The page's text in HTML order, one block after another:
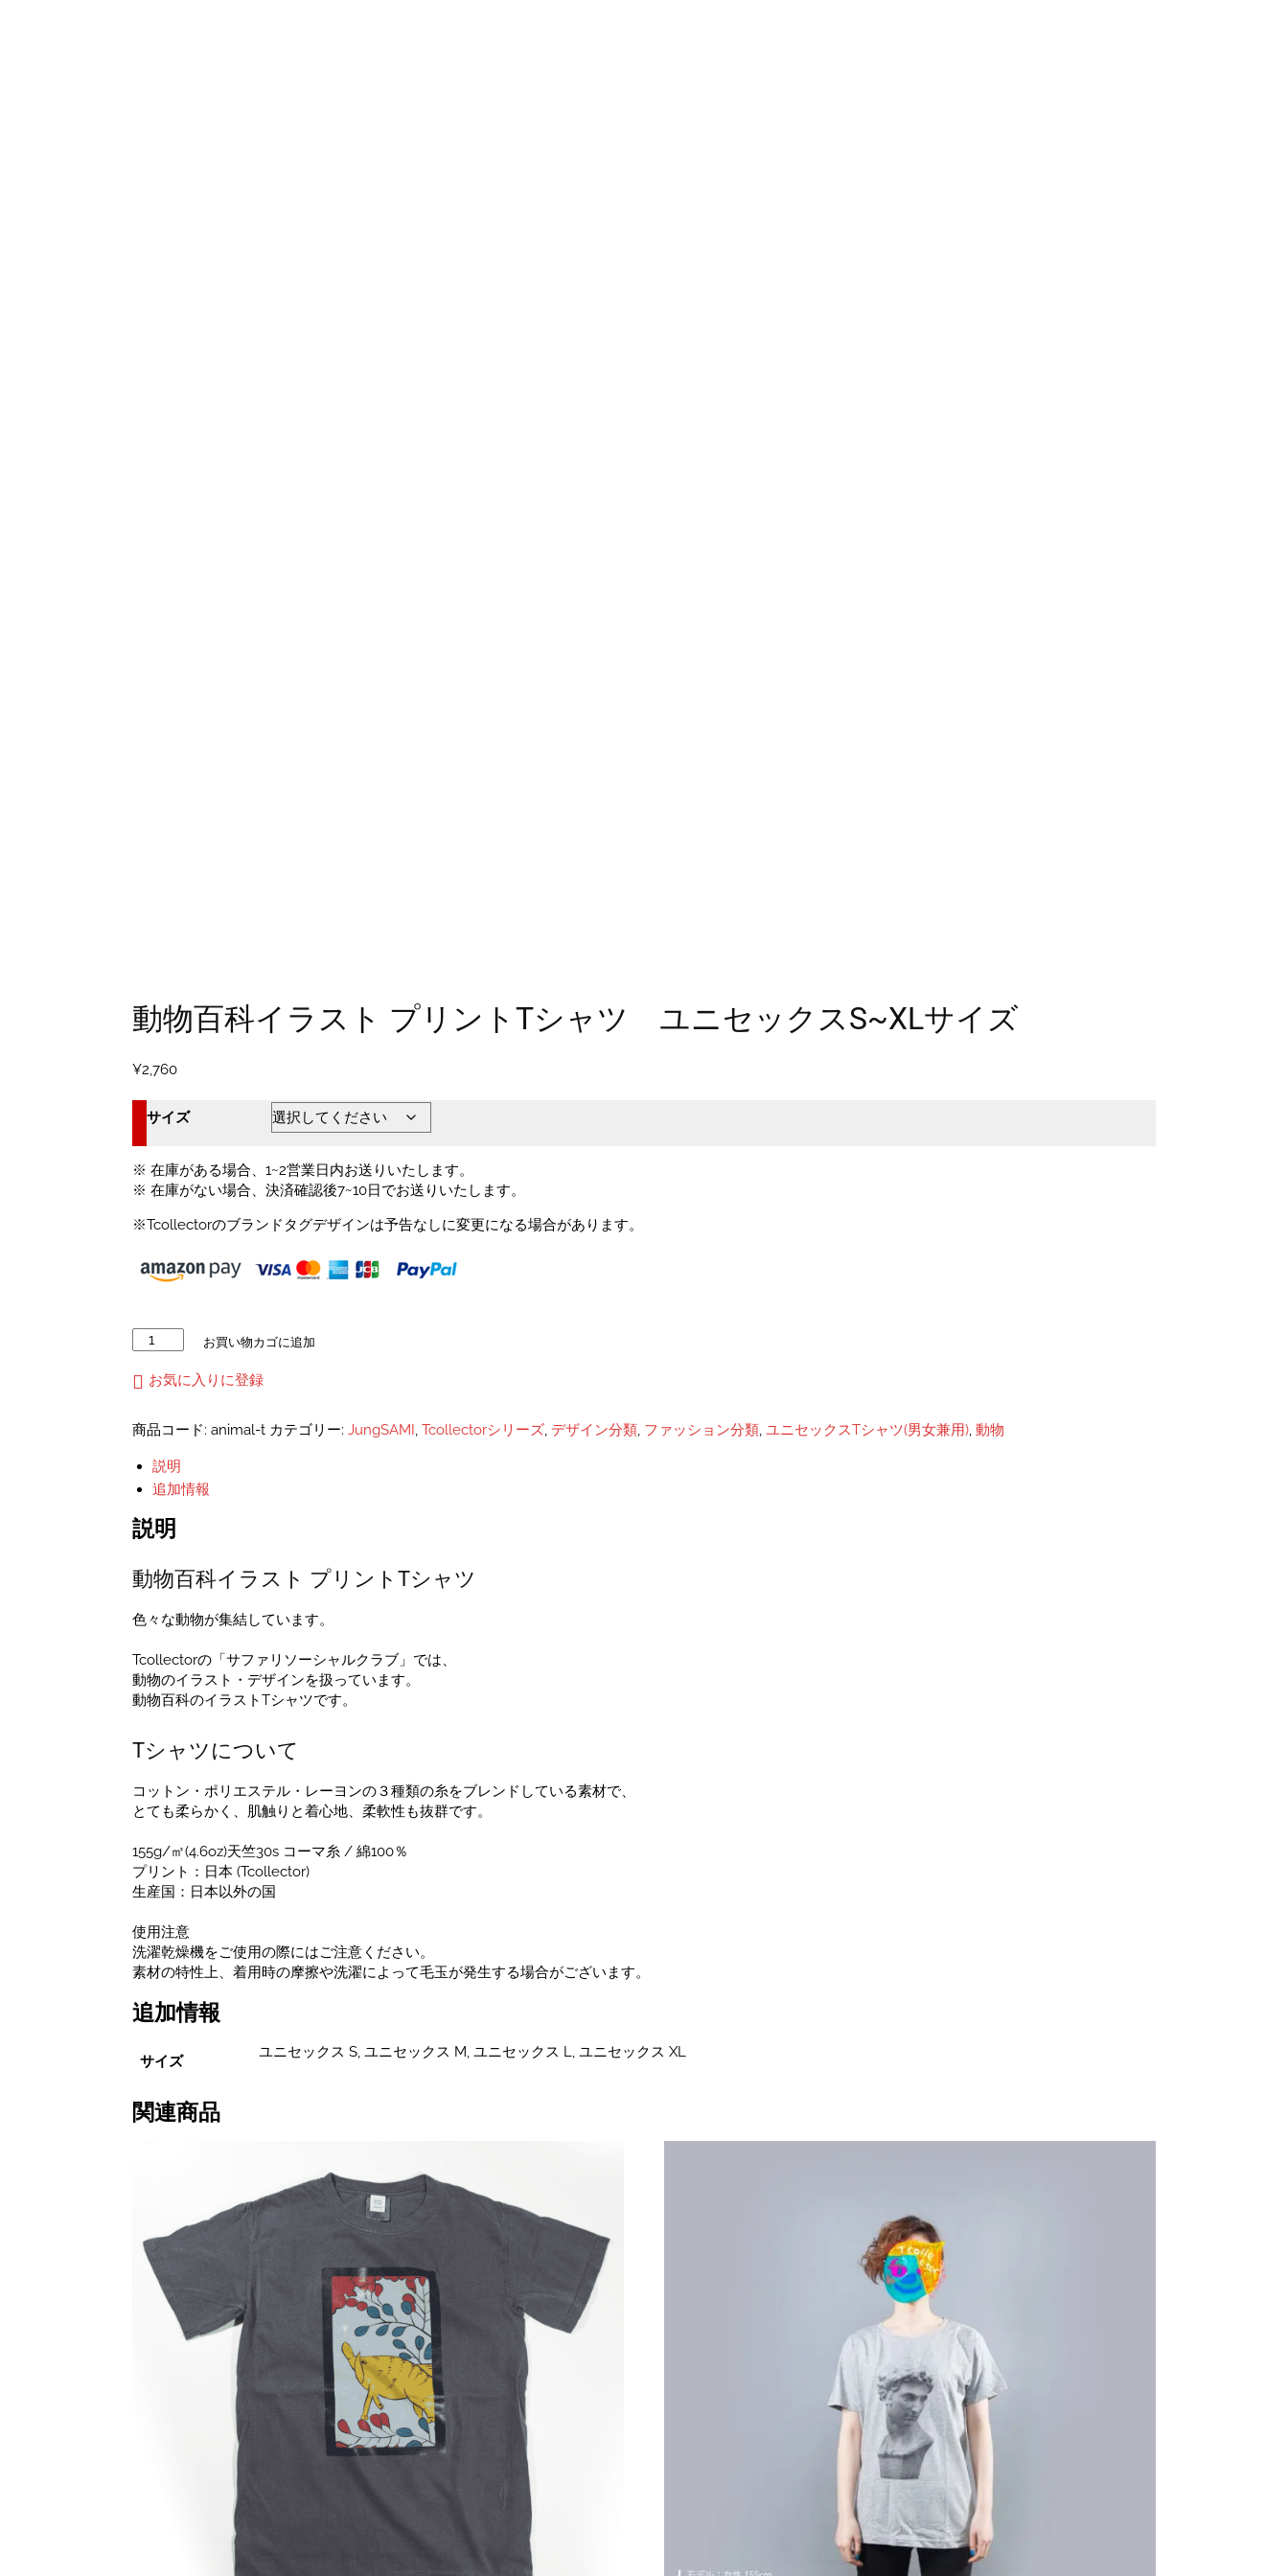
動物百科イラスト プリントTシャツ ユニセックスS~XLサイズ
¥2,760
サイズ
※ 在庫がある場合、1~2営業日内お送りいたします。
※ 在庫がない場合、決済確認後7~10日でお送りいたします。
※Tcollectorのブランドタグデザインは予告なしに変更になる場合があります。
物
百
ラ
プ
リ
ン
T
ャ
ユ
ニ
セ
ク
ス
サ
イ
個
お買い物カゴに追加
お気に入りに登録
商品コード: animal-t カテゴリー: JungSAMI, Tcollectorシリーズ, デザイン分類, ファッション分類, ユニセックスTシャツ(男女兼用), 動物
説明
追加情報
説明
動物百科イラスト プリントTシャツ
色々な動物が集結しています。
Tcollectorの「サファリソーシャルクラブ」では、
動物のイラスト・デザインを扱っています。
動物百科のイラストTシャツです。
Tシャツについて
コットン・ポリエステル・レーヨンの３種類の糸をブレンドしている素材で、
とても柔らかく、肌触りと着心地、柔軟性も抜群です。
155g/㎡(4.6oz)天竺30s コーマ糸 / 綿100％
プリント：日本 (Tcollector)
生産国：日本以外の国
使用注意
洗濯乾燥機をご使用の際にはご注意ください。
素材の特性上、着用時の摩擦や洗濯によって毛玉が発生する場合がございます。
追加情報
サイズ
ユニセックス S, ユニセックス M, ユニセックス L, ユニセックス XL
関連商品